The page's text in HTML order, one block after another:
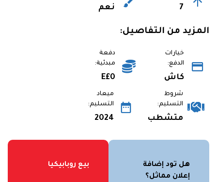
7 نعم
المزيد من التفاصيل:
خيارات
الدفع:
كاش
دفعة
مبدئية:
E£0
شروط
التسليم:
متشطب
ميعاد
التسليم:
2024
هل تود إضافة
إعلان مماثل؟
بيع روبابيكيا